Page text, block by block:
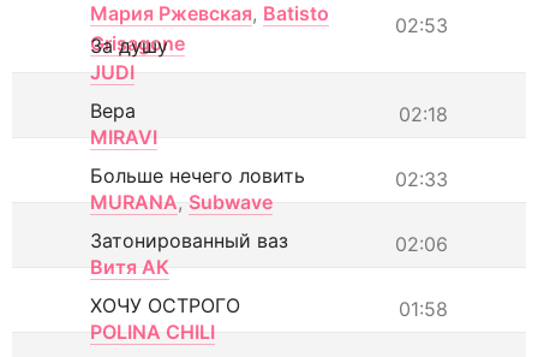
Мария Ржевская, Batisto
Grisagone
02:53
За душу
JUDI
02:18
Вера
MIRAVI
02:33
Больше нечего ловить
MURANA, Subwave
02:06
Затонированный ваз
Витя АК
01:58
ХОЧУ ОСТРОГО
POLINA CHILI